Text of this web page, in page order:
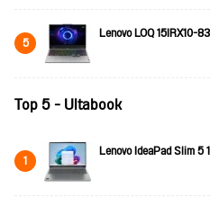
5 Lenovo LOQ 15IRX10-
Top 5 - Ultabook
1 Lenovo IdeaPad Slim 5